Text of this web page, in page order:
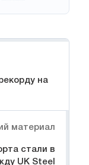
на
материал
стали в
UK Steel